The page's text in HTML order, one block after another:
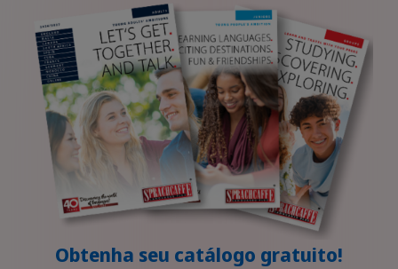
Obtenha seu catálogo gratuito!